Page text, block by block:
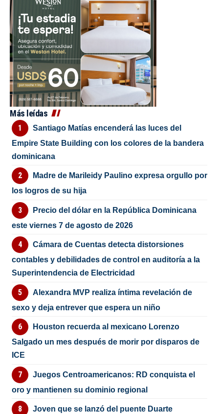
Más leídas
Santiago Matías encenderá las luces del
Empire State Building con los colores de la bandera
dominicana
Madre de Marileidy Paulino expresa orgullo por
los logros de su hija
Precio del dólar en la República Dominicana
este viernes 7 de agosto de 2026
Cámara de Cuentas detecta distorsiones
contables y debilidades de control en auditoría a la
Superintendencia de Electricidad
Alexandra MVP realiza íntima revelación de
sexo y deja entrever que espera un niño
Houston recuerda al mexicano Lorenzo
Salgado un mes después de morir por disparos de
ICE
Juegos Centroamericanos: RD conquista el
oro y mantienen su dominio regional
Joven que se lanzó del puente Duarte